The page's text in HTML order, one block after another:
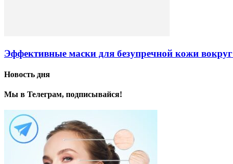
Эффективные маски для безупречной кожи вокруг
Новость дня
Мы в Телеграм, подписывайся!